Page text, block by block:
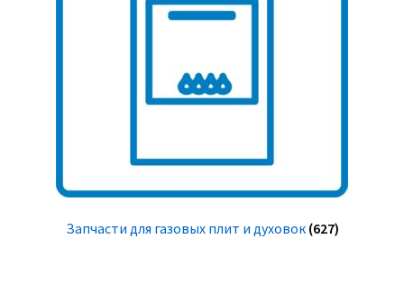
Запчасти для газовых плит и духовок (627)